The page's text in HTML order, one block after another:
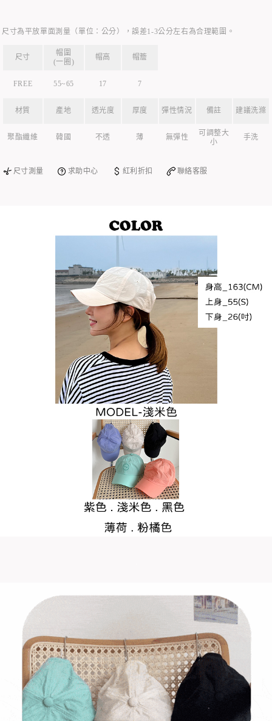
尺寸為平放單面測量（單位：公分），誤差1-3公分左右為合理範圍。
尺寸
帽圍
(一圈)
帽高 帽簷
FREE 55~65 17 7
材質 產地 透光度 厚度 彈性情況 備註 建議洗滌
聚酯纖維 韓國 不透 薄 無彈性
可調整大
小
手洗
尺寸測量 求助中心 紅利折扣 聯絡客服